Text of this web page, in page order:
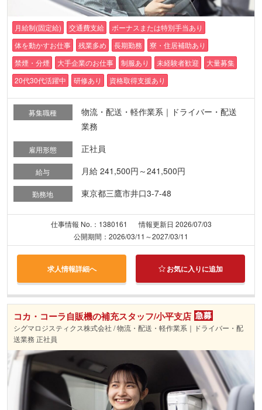
月給制(固定給) 交通費支給
ボーナスまたは特別手当あり
体を動かすお仕事
残業多め 長期勤務
寮・住居補助あり
禁煙・分煙
大手企業のお仕事 制服あり 未経験者歓迎
大量募集
20代30代活躍中
研修あり 資格取得支援あり
募集職種
物流・配送・軽作業系｜ドライバー・配送
業務
雇用形態 正社員
給与 月給 241,500円～241,500円
勤務地 東京都三鷹市井口3-7-48
仕事情報 No.：1380161
情報更新日 2026/07/03
公開期間：2026/03/11～2027/03/11
求人情報詳細へ お気に入りに追加
コカ・コーラ自販機の補充スタッフ/小平支店
シグマロジスティクス株式会社 / 物流・配送・軽作業系｜ドライバー・配
送業務 正社員